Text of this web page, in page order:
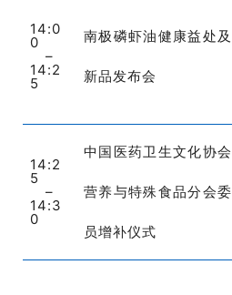
14:0
0
–
14:2
5
南极磷虾油健康益处及
新品发布会
14:2
5
–
14:3
0
中国医药卫生文化协会
营养与特殊食品分会委
员增补仪式